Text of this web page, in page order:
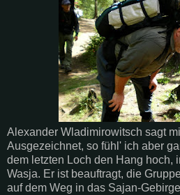
Alexander Wladimirowitsch sagt
Ausgezeichnet, so fühl ' ich aber
dem letzten Loch den Hang hoch,
Wasja. Er ist beauftragt, die
auf dem Weg in das Sajan-